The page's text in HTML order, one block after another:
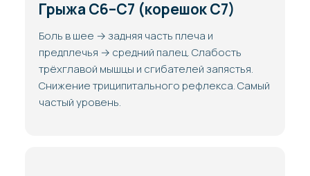
Грыжа C6–C7 (корешок C7)
Боль в шее → задняя часть плеча и
предплечья → средний палец. Слабость
трёхглавой мышцы и сгибателей запястья.
Снижение триципитального рефлекса. Самый
частый уровень.